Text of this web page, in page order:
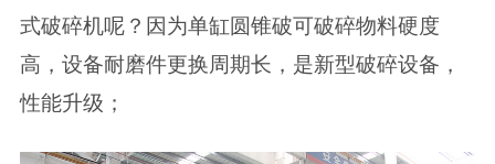
式破碎机呢？因为单缸圆锥破可破碎物料硬度
高，设备耐磨件更换周期长，是新型破碎设备，
性能升级；